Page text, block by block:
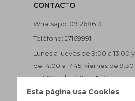
Esta página usa Cookies
CONTACTO
Whatsapp: 091268613
Teléfono: 27169991
Lunes a jueves de 9:00 a 13:00 y
de 14:00 a 17:45, viernes de 9:30
a 13:00 y de 14:00 a 17:45.